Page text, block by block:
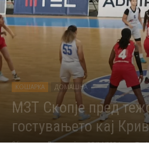
КОШАРКА ДОМАШНА
МЗТ Скопје пред
гостувањето кај
Објавено од Редакција - 25/04/2024